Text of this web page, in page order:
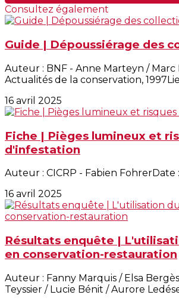
Consultez également
Guide | Dépoussiérage des
Auteur : BNF - Anne Marteyn / Marc
Actualités de la conservation,
16 avril 2025
Fiche | Pièges lumineux et
d'infestation
Auteur : CICRP - Fabien FohrerDate
16 avril 2025
Résultats enquête |
en conservation-restauration
Auteur : Fanny Marquis / Elsa
Teyssier / Lucie Bénit / Aurore